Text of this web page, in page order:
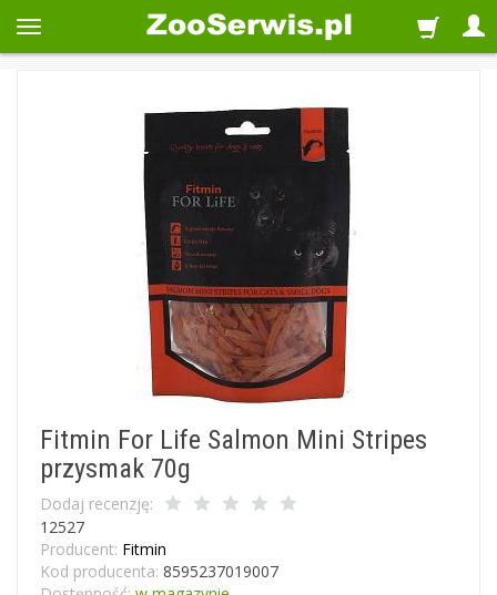
Fitmin For Life Salmon Mini Stripes
przysmak 70g
Dodaj recenzję:
12527
Producent: Fitmin
Kod producenta: 8595237019007